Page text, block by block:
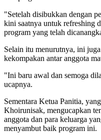
"Setelah disibukkan dengan
kini saatnya untuk refreshing
program yang telah
Selain itu menurutnya, ini
kekompakan antar anggota
"Ini baru awal dan semoga
ucapnya.
Sementara Ketua Panitia,
Khoirunisak, mengucapkan
anggota dan para keluarga
menyambut baik program ini.